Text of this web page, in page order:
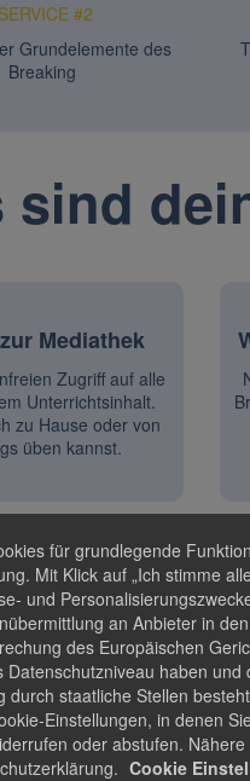
SERVICE #2
Grundelemente des
Breaking
sind
Mediathek
Zugriff auf alle
Unterrichtsinhalt.
zu Hause oder von
üben kannst.
du die
Freezes, so dass du
für grundlegende
Mit Klick auf „Ich stimme
und
an Anbieter in
des Europäischen
Datenschutzniveau haben
durch staatliche Stellen
Einstellungen, in denen
oder abstufen.
Cookie